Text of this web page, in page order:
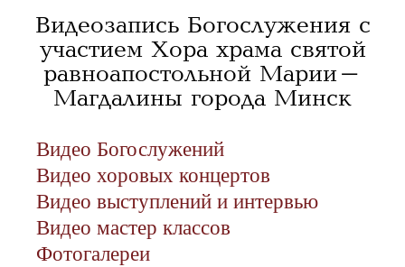
Видеозапись Богослужения с
участием Хора храма святой
равноапостольной Марии-
Магдалины города Минск
Видео Богослужений
Видео хоровых концертов
Видео выступлений и интервью
Видео мастер классов
Фотогалереи